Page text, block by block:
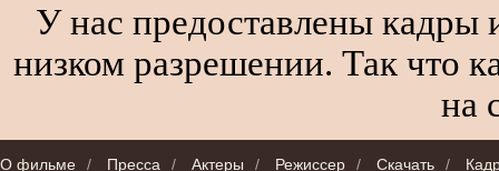
У нас предоставлены кадры
низком разрешении. Так что
на
О фильме / Пресса / Актеры / Режиссер / Скачать /